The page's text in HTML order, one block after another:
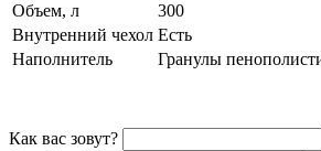
Объем, л
300
Внутренний чехол Есть
Наполнитель
Гранулы
Как вас зовут?